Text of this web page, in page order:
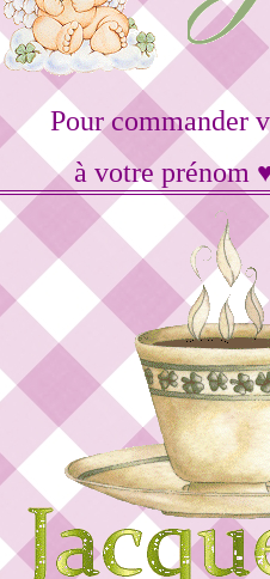
Pour commander
à votre prénom